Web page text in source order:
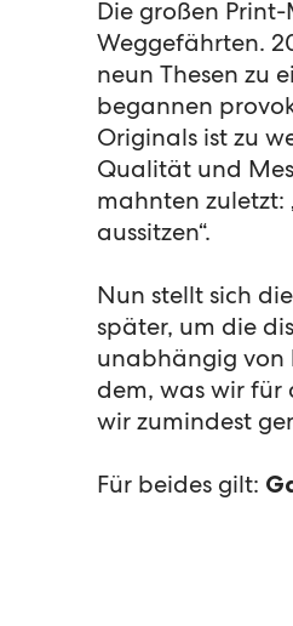
Die großen
Weggefährten.
neun Thesen zu
begannen
Originals ist zu
Qualität und
mahnten zuletzt:
aussitzen“.
Nun stellt sich
später, um die
unabhängig von
dem, was wir für
wir zumindest
Für beides gilt: